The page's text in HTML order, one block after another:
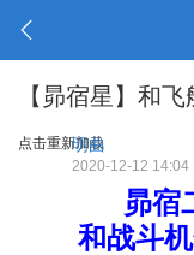
【昴宿星】和
点击重新加载
明曲
2020-12-12 14:04
昴宿
和战斗